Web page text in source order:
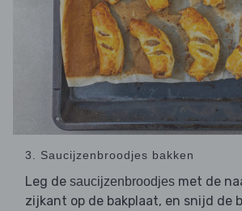
3. Saucijzenbroodjes bakken
Leg de saucijzenbroodjes met de
zijkant op de bakplaat, en snijd de